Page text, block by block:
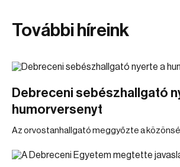
További híreink
Debreceni sebészhallgató
humorversenyt
Az orvostanhallgató meggyőzte a